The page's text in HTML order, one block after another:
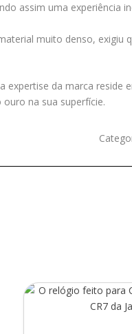
assim uma experiência
muito denso, exigiu
da marca reside
na sua superfície.